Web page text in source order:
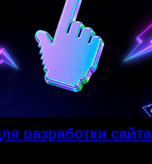
разработки сайта